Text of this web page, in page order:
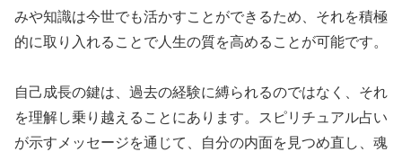
みや知識は今世でも活かすことができるため、それを積極
的に取り入れることで人生の質を高めることが可能です。
自己成長の鍵は、過去の経験に縛られるのではなく、それ
を理解し乗り越えることにあります。スピリチュアル占い
が示すメッセージを通じて、自分の内面を見つめ直し、魂